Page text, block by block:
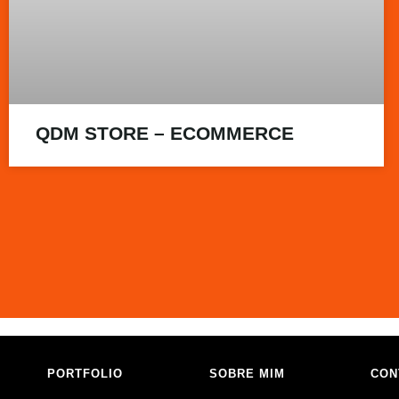
QDM STORE – ECOMMERCE
PORTFOLIO SOBRE MIM